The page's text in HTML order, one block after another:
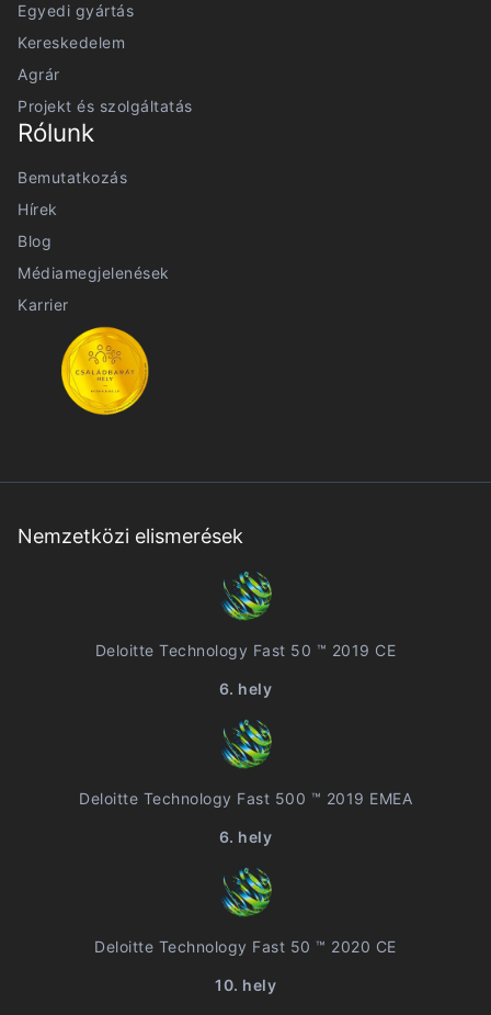
Egyedi gyártás
Kereskedelem
Agrár
Projekt és szolgáltatás
Rólunk
Bemutatkozás
Hírek
Blog
Médiamegjelenések
Karrier
Nemzetközi elismerések
Deloitte Technology Fast 50 ™ 2019 CE
6. hely
Deloitte Technology Fast 500 ™ 2019 EMEA
6. hely
Deloitte Technology Fast 50 ™ 2020 CE
10. hely